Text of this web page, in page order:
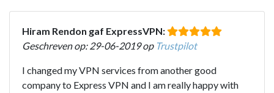
Hiram Rendon gaf ExpressVPN:
Geschreven op: 29-06-2019 op Trustpilot
I changed my VPN services from another good
company to Express VPN and I am really happy with